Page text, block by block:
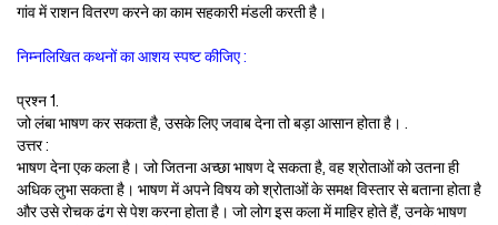
गांव में राशन वितरण करने का काम सहकारी मंडली करती है।
निम्नलिखित कथनों का आशय स्पष्ट कीजिए :
प्रश्न 1.
जो लंबा भाषण कर सकता है, उसके लिए जवाब देना तो बड़ा आसान होता है। .
उत्तर :
भाषण देना एक कला है। जो जितना अच्छा भाषण दे सकता है, वह श्रोताओं को उतना ही
अधिक लुभा सकता है। भाषण में अपने विषय को श्रोताओं के समक्ष विस्तार से बताना होता है
और उसे रोचक ढंग से पेश करना होता है। जो लोग इस कला में माहिर होते हैं, उनके भाषण